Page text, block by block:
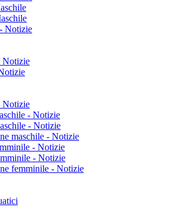
Notizie
Notizie
Notizie
- Notizie
- Notizie
maschile - Notizie
- Notizie
- Notizie
femminile - Notizie